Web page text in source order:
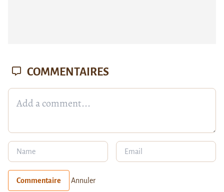
COMMENTAIRES
Commentaire Annuler